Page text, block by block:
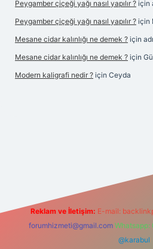
Peygamber çiçeği yağı nasıl yapılır ? için
Peygamber çiçeği yağı nasıl yapılır ? için
Mesane cidar kalınlığı ne demek ? için
Mesane cidar kalınlığı ne demek ? için
Modern kaligrafi nedir ? için Ceyda
Reklam ve İletişim: E-mail:
forumhizmeti@gmail.com Whatsapp:
@karabul